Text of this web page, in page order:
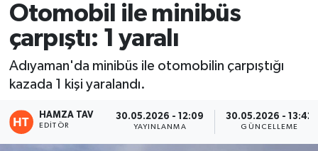
Otomobil ile minibüs
çarpıştı: 1 yaralı
Adıyaman'da minibüs ile otomobilin çarpıştığı
kazada 1 kişi yaralandı.
HAMZA TAV
EDITÖR
30.05.2026 - 12:09
YAYINLANMA
30.05.2026 - 13:42
GÜNCELLEME
Spor
Siyaset
Eğitim
Teknoloji
Haber Arşivi